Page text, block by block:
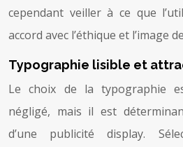
cependant veiller à ce que
accord avec l’éthique et l’image
Typographie lisible et
Le choix de la typographie
négligé, mais il est
d’une publicité display.